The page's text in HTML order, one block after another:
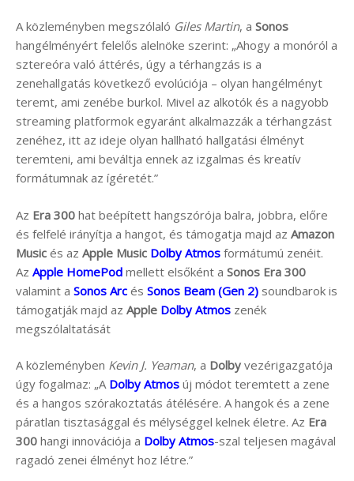
A közleményben megszólaló Giles Martin, a Sonos
hangélményért felelős alelnöke szerint: „Ahogy a monóról a
sztereóra való áttérés, úgy a térhangzás is a
zenehallgatás következő evolúciója – olyan hangélményt
teremt, ami zenébe burkol. Mivel az alkotók és a nagyobb
streaming platformok egyaránt alkalmazzák a térhangzást
zenéhez, itt az ideje olyan hallható hallgatási élményt
teremteni, ami beváltja ennek az izgalmas és kreatív
formátumnak az ígéretét.”
Az Era 300 hat beépített hangszórója balra, jobbra, előre
és felfelé irányítja a hangot, és támogatja majd az Amazon
Music és az Apple Music Dolby Atmos formátumú zenéit.
Az Apple HomePod mellett elsőként a Sonos Era 300
valamint a Sonos Arc és Sonos Beam (Gen 2) soundbarok is
támogatják majd az Apple Dolby Atmos zenék
megszólaltatását
A közleményben Kevin J. Yeaman, a Dolby vezérigazgatója
úgy fogalmaz: „A Dolby Atmos új módot teremtett a zene
és a hangos szórakoztatás átélésére. A hangok és a zene
páratlan tisztasággal és mélységgel kelnek életre. Az Era
300 hangi innovációja a Dolby Atmos-szal teljesen magával
ragadó zenei élményt hoz létre.”